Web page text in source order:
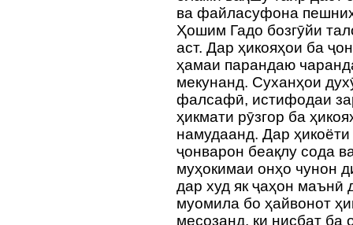
ва файласуфона
Ҳошим Гадо бозгӯйи
аст. Дар ҳикояҳои ба
ҳамаи парандаю
мекунанд. Суханҳои
фалсафӣ, истифодаи
ҳикмати рӯзгор ба
намудаанд. Дар
ҷонварон беақлу сода
муҳокимаи онҳо чунон
дар худ як ҷаҳон
муомила бо ҳайвонот
месозанд, ки нисбат ба